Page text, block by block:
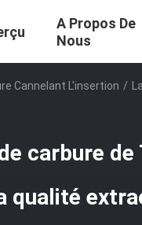
A Propos De
Nous
Cannelant L'insertion /
carbure de
qualité